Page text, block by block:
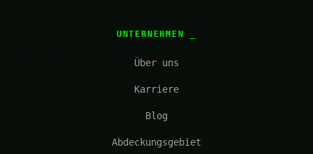
UNTERNEHMEN
Über uns
Karriere
Blog
Abdeckungsgebiet